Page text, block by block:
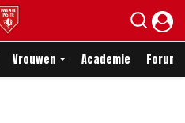
Vrouwen Academie Forum